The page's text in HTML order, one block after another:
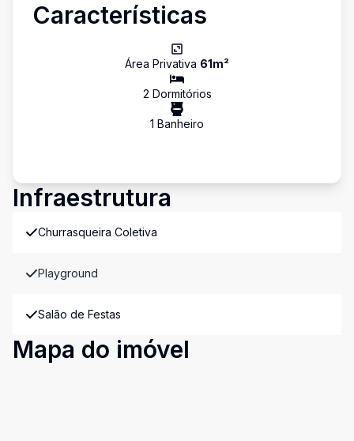
Características
Área Privativa 61m²
2 Dormitórios
1 Banheiro
Infraestrutura
Churrasqueira Coletiva
Playground
Salão de Festas
Mapa do imóvel